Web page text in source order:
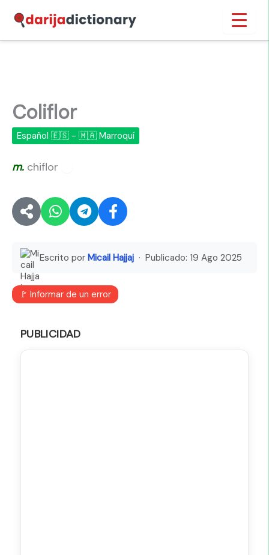
contenido
Coliflor
Español 🇪🇸 - 🇲🇦 Marroquí
m. chiflor
Escrito por Micail Hajjaj · Publicado: 19 Ago 2025
🚩 Informar de un error
PUBLICIDAD